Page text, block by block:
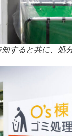
すると共に、処